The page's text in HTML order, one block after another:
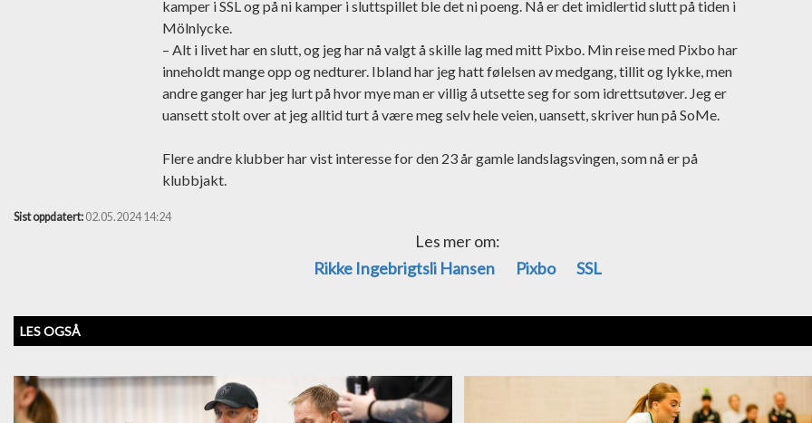
kamper i SSL og på ni kamper i sluttspillet ble det ni poeng. Nå er det imidlertid slutt på tiden i
Mölnlycke.
– Alt i livet har en slutt, og jeg har nå valgt å skille lag med mitt Pixbo. Min reise med Pixbo har
inneholdt mange opp og nedturer. Ibland har jeg hatt følelsen av medgang, tillit og lykke, men
andre ganger har jeg lurt på hvor mye man er villig å utsette seg for som idrettsutøver. Jeg er
uansett stolt over at jeg alltid turt å være meg selv hele veien, uansett, skriver hun på SoMe.
Flere andre klubber har vist interesse for den 23 år gamle landslagsvingen, som nå er på
klubbjakt.
Sist oppdatert: 02.05.2024 14:24
Les mer om:
Rikke Ingebrigtsli Hansen
Pixbo SSL
LES OGSÅ